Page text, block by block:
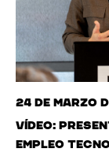
24 de marzo
Vídeo:
Empleo